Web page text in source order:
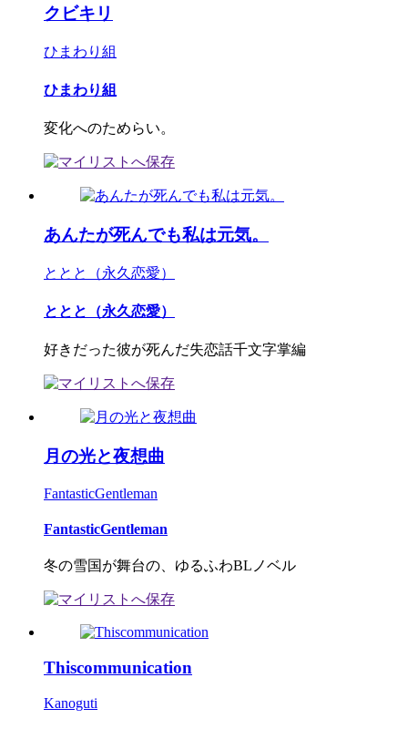
クビキリ
ひまわり組
ひまわり組
変化へのためらい。
あんたが死んでも私は元気。
ととと（永久恋愛）
ととと（永久恋愛）
好きだった彼が死んだ失恋話千文字掌編
月の光と夜想曲
FantasticGentleman
FantasticGentleman
冬の雪国が舞台の、ゆるふわBLノベル
Thiscommunication
Kanoguti